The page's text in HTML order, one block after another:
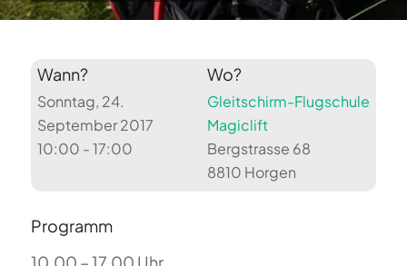
Wann?
Sonntag, 24.
September 2017
10:00 - 17:00
Wo?
Gleitschirm-Flugschule
Magiclift
Bergstrasse 68
8810 Horgen
Programm